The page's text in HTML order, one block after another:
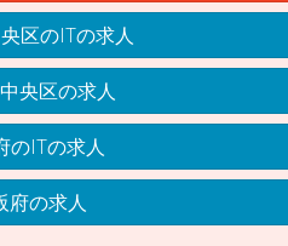
区のITの求人
央区の求人
のITの求人
府の求人